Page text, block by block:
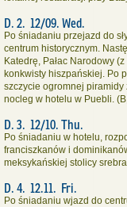
D. 2. 12/09. Wed.
Po śniadaniu przejazd do
centrum historycznym.
Katedrę, Pałac Narodowy
konkwisty hiszpańskiej. Po
szczycie ogromnej piramidy
nocleg w hotelu w Puebli.
D. 3. 12/10. Thu.
Po śniadaniu w hotelu,
franciszkanów i
meksykańskiej stolicy
D. 4. 12.11. Fri.
Po śniadaniu wjazd do